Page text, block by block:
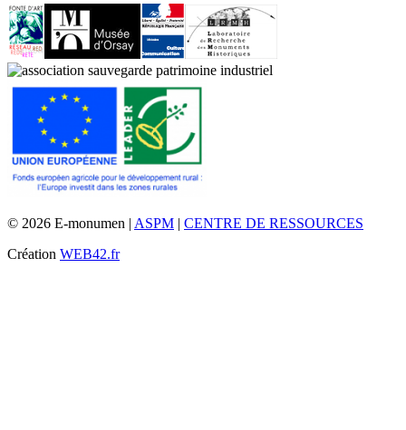
© 2026 E-monumen | ASPM | CENTRE DE RESSOURCES
Création WEB42.fr